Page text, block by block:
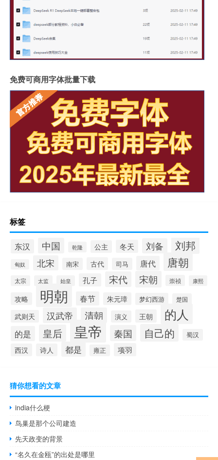
免费可商用字体批量下载
标签
东汉 中国 乾隆 公主 冬天 刘备 刘邦
匈奴 北宋 南宋 古代 司马 唐代 唐朝
太宗 太监 始皇 孔子 宋代 宋朝 崇祯 康熙
攻略 明朝 春节 朱元璋 梦幻西游 楚国
武则天 汉武帝 清朝 演义 王朝 的人
的是 皇后 皇帝 秦国 自己的 蜀汉
西汉 诗人 都是 雍正 项羽
猜你想看的文章
india什么梗
鸟巢是那个公司建造
先天政变的背景
“名久在金瓯”的出处是哪里